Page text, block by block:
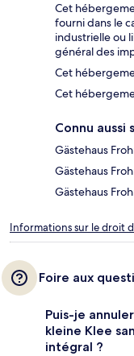
Cet
fourni dans le
industrielle ou
général des
Cet
Cet
Connu aussi
Gästehaus
Gästehaus
Gästehaus
Informations sur le droit
Foire aux
Puis-je
kleine Klee
intégral ?